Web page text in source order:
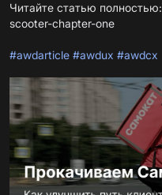
Читайте статью полностью:
scooter-chapter-one
#awdarticle #awdux #awdcx